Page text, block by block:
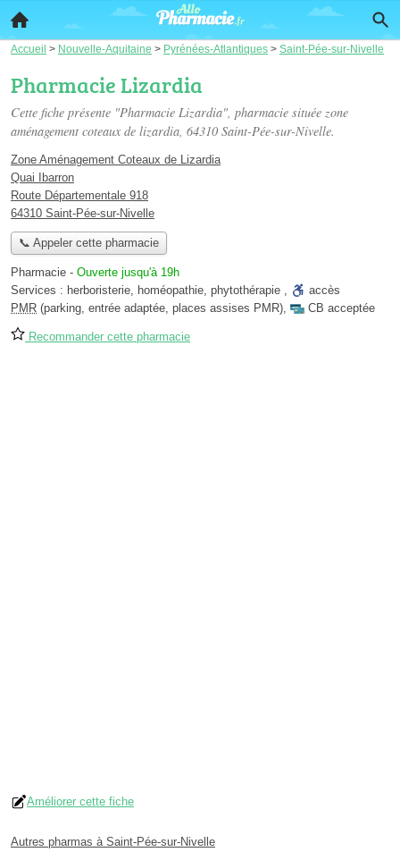
Accueil > Nouvelle-Aquitaine > Pyrénées-Atlantiques > Saint-Pée-sur-Nivelle
Pharmacie Lizardia
Cette fiche présente "Pharmacie Lizardia", pharmacie située zone
aménagement coteaux de lizardia, 64310 Saint-Pée-sur-Nivelle.
Zone Aménagement Coteaux de Lizardia
Quai Ibarron
Route Départementale 918
64310 Saint-Pée-sur-Nivelle
📞 Appeler cette pharmacie
Pharmacie - Ouverte jusqu'à 19h
Services : herboristerie, homéopathie, phytothérapie ,
accès
PMR (parking, entrée adaptée, places assises PMR), CB acceptée
Recommander cette pharmacie
Améliorer cette fiche
Autres pharmas à Saint-Pée-sur-Nivelle